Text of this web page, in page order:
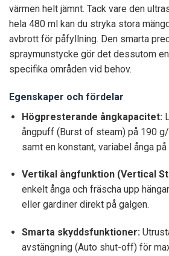
värmen helt jämnt. Tack vare den
hela 480 ml kan du stryka stora
avbrott för påfyllning. Den smarta
spraymunstycke gör det dessutom
specifika områden vid behov.
Egenskaper och fördelar
Högpresterande ångkapacitet:
ångpuff (Burst of steam) på 190
samt en konstant, variabel ånga
Vertikal ångfunktion (Vertical
enkelt ånga och fräscha upp
eller gardiner direkt på galgen.
Smarta skyddsfunktioner:
avstängning (Auto shut-off) för